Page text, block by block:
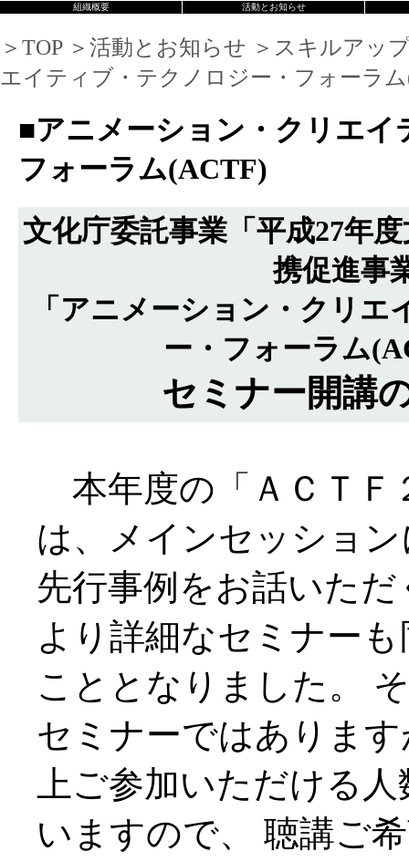
組織概要 活動とお知らせ
＞TOP ＞活動とお知らせ ＞スキルアッ
エイティブ・テクノロジー・フォーラ
■アニメーション・クリエイ
フォーラム(ACTF)
文化庁委託事業「平成27年
携促進事
「アニメーション・クリ
ー・フォーラム
セミナー開講
本年度の「ＡＣＴＦ
は、メインセッショ
先行事例をお話いた
より詳細なセミナー
こととなりました。
セミナーではありま
上ご参加いただける
いますので、 聴講ご